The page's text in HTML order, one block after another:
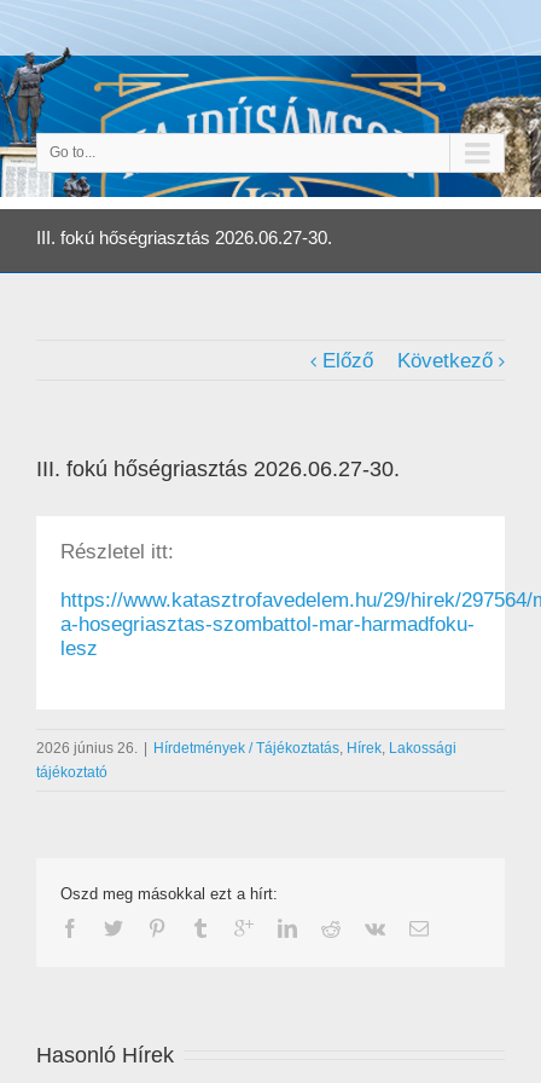
Go to...
III. fokú hőségriasztás 2026.06.27-30.
Előző Következő
III. fokú hőségriasztás 2026.06.27-30.
Részletel itt:
https://www.katasztrofavedelem.hu/29/hirek/297564/
a-hosegriasztas-szombattol-mar-harmadfoku-
lesz
2026 június 26. Hírdetmények / Tájékoztatás, Hírek, Lakossági
tájékoztató
Oszd meg másokkal ezt a hírt:
Hasonló Hírek